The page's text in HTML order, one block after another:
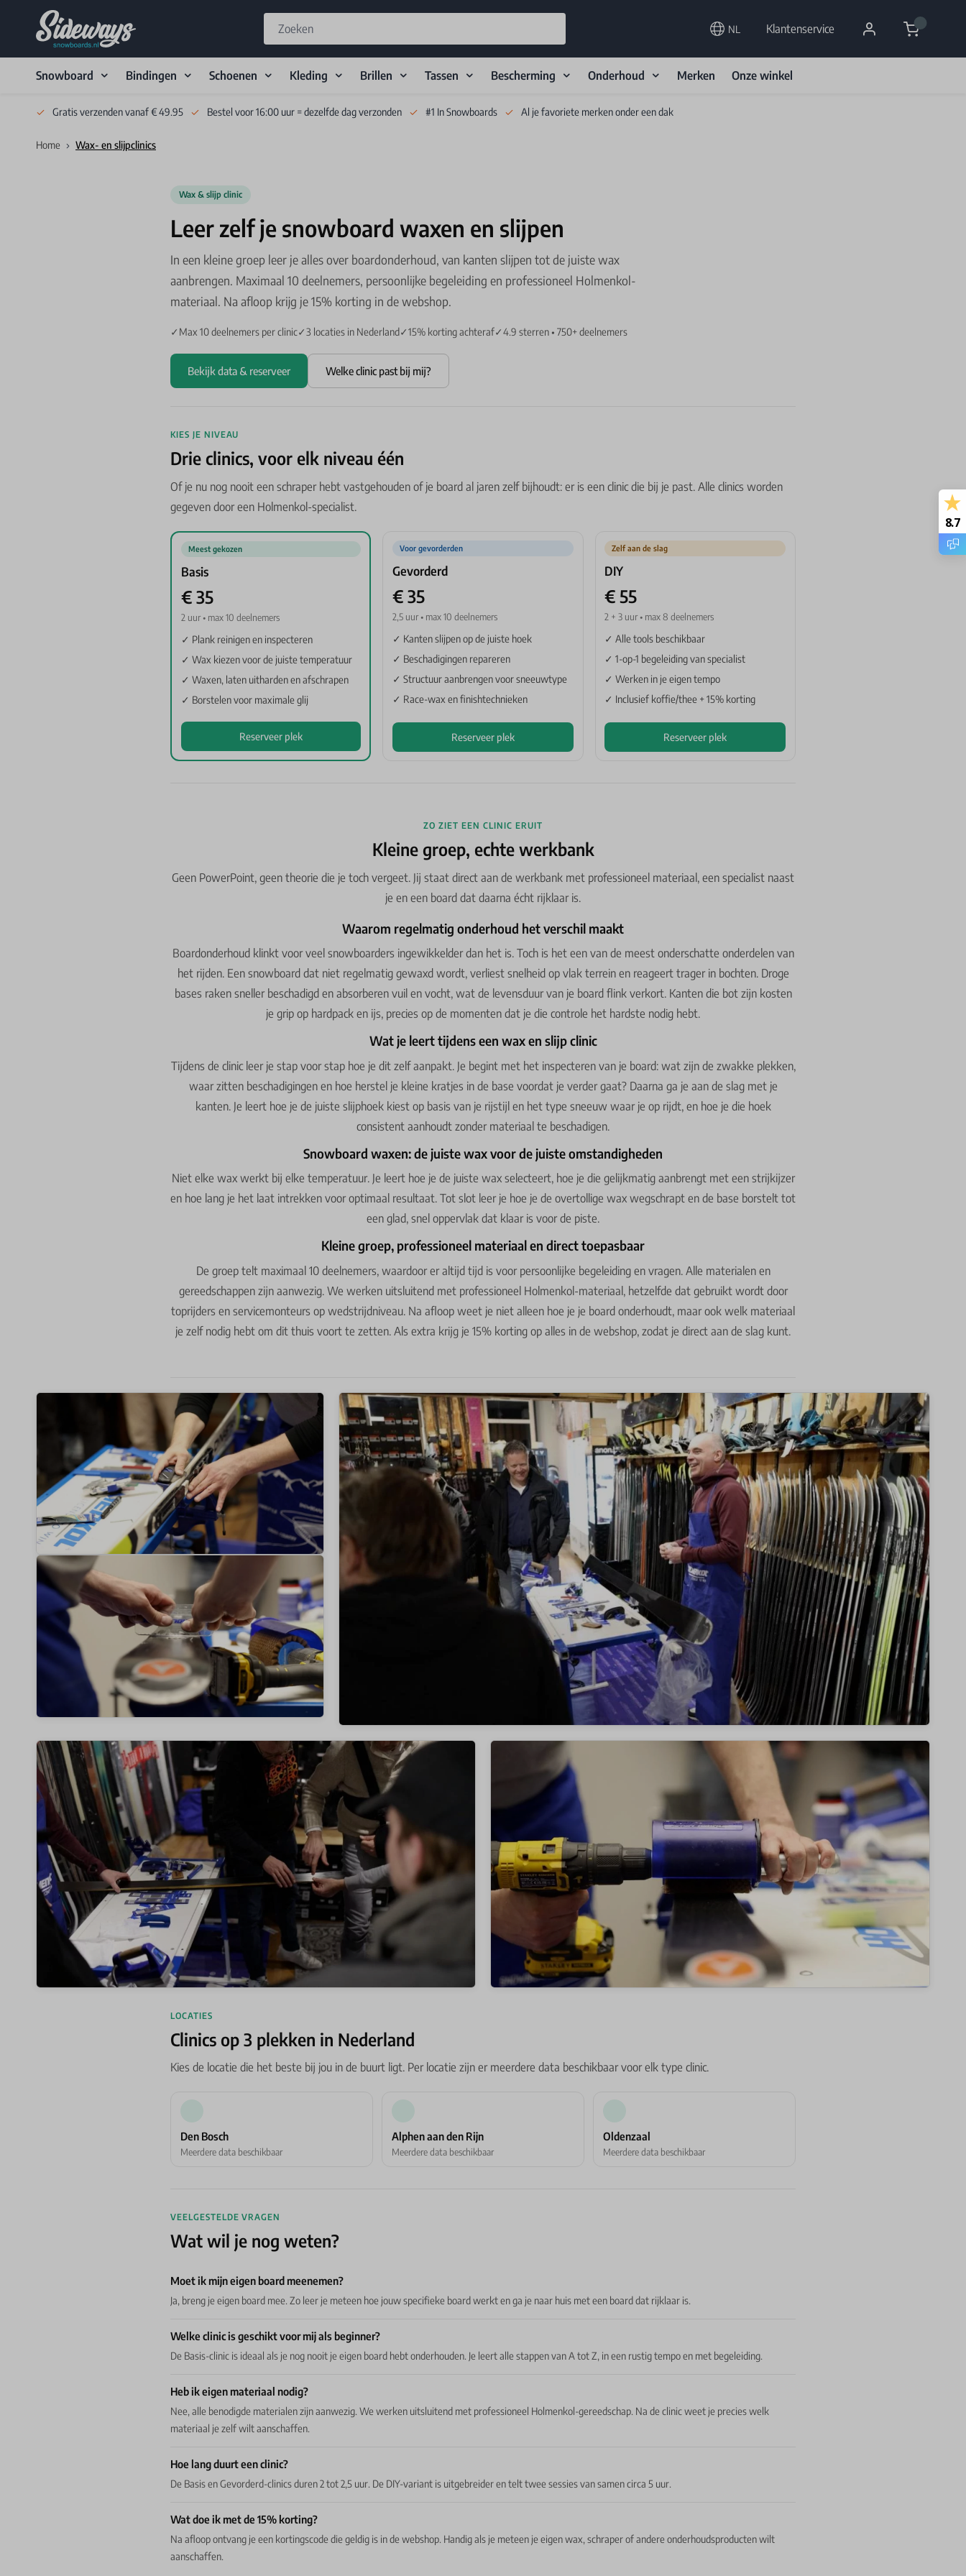
NL Klantenservice Cart
Snowboard Bindingen Schoenen Kleding Brillen Tassen Bescherming Onderhoud Merken Onze winkel
Gratis verzenden vanaf € 49.95 Bestel voor 16:00 uur = dezelfde dag verzonden #1 In Snowboards Al je favoriete merken onder een dak
Home Wax- en slijpclinics
Wax & slijp clinic
Leer zelf je snowboard waxen en slijpen
In een kleine groep leer je alles over boardonderhoud, van kanten slijpen tot de juiste wax
aanbrengen. Maximaal 10 deelnemers, persoonlijke begeleiding en professioneel Holmenkol-
materiaal. Na afloop krijg je 15% korting in de webshop.
✓Max 10 deelnemers per clinic✓3 locaties in Nederland✓15% korting achteraf✓4.9 sterren • 750+ deelnemers
Bekijk data & reserveer Welke clinic past bij mij?
KIES JE NIVEAU
Drie clinics, voor elk niveau één
Of je nu nog nooit een schraper hebt vastgehouden of je board al jaren zelf bijhoudt: er is een clinic die bij je past. Alle clinics worden
gegeven door een Holmenkol-specialist.
Meest gekozen
Basis
€ 35
2 uur • max 10 deelnemers
✓ Plank reinigen en inspecteren
✓ Wax kiezen voor de juiste temperatuur
✓ Waxen, laten uitharden en afschrapen
✓ Borstelen voor maximale glij
Reserveer plek
Voor gevorderden
Gevorderd
€ 35
2,5 uur • max 10 deelnemers
✓ Kanten slijpen op de juiste hoek
✓ Beschadigingen repareren
✓ Structuur aanbrengen voor sneeuwtype
✓ Race-wax en finishtechnieken
Reserveer plek
Zelf aan de slag
DIY
€ 55
2 + 3 uur • max 8 deelnemers
✓ Alle tools beschikbaar
✓ 1-op-1 begeleiding van specialist
✓ Werken in je eigen tempo
✓ Inclusief koffie/thee + 15% korting
Reserveer plek
ZO ZIET EEN CLINIC ERUIT
Kleine groep, echte werkbank
Geen PowerPoint, geen theorie die je toch vergeet. Jij staat direct aan de werkbank met professioneel materiaal, een specialist naast
je en een board dat daarna écht rijklaar is.
Waarom regelmatig onderhoud het verschil maakt
Boardonderhoud klinkt voor veel snowboarders ingewikkelder dan het is. Toch is het een van de meest onderschatte onderdelen van
het rijden. Een snowboard dat niet regelmatig gewaxd wordt, verliest snelheid op vlak terrein en reageert trager in bochten. Droge
bases raken sneller beschadigd en absorberen vuil en vocht, wat de levensduur van je board flink verkort. Kanten die bot zijn kosten
je grip op hardpack en ijs, precies op de momenten dat je die controle het hardste nodig hebt.
Wat je leert tijdens een wax en slijp clinic
Tijdens de clinic leer je stap voor stap hoe je dit zelf aanpakt. Je begint met het inspecteren van je board: wat zijn de zwakke plekken,
waar zitten beschadigingen en hoe herstel je kleine kratjes in de base voordat je verder gaat? Daarna ga je aan de slag met je
kanten. Je leert hoe je de juiste slijphoek kiest op basis van je rijstijl en het type sneeuw waar je op rijdt, en hoe je die hoek
consistent aanhoudt zonder materiaal te beschadigen.
Snowboard waxen: de juiste wax voor de juiste omstandigheden
Niet elke wax werkt bij elke temperatuur. Je leert hoe je de juiste wax selecteert, hoe je die gelijkmatig aanbrengt met een strijkijzer
en hoe lang je het laat intrekken voor optimaal resultaat. Tot slot leer je hoe je de overtollige wax wegschrapt en de base borstelt tot
een glad, snel oppervlak dat klaar is voor de piste.
Kleine groep, professioneel materiaal en direct toepasbaar
De groep telt maximaal 10 deelnemers, waardoor er altijd tijd is voor persoonlijke begeleiding en vragen. Alle materialen en
gereedschappen zijn aanwezig. We werken uitsluitend met professioneel Holmenkol-materiaal, hetzelfde dat gebruikt wordt door
toprijders en servicemonteurs op wedstrijdniveau. Na afloop weet je niet alleen hoe je je board onderhoudt, maar ook welk materiaal
je zelf nodig hebt om dit thuis voort te zetten. Als extra krijg je 15% korting op alles in de webshop, zodat je direct aan de slag kunt.
LOCATIES
Clinics op 3 plekken in Nederland
Kies de locatie die het beste bij jou in de buurt ligt. Per locatie zijn er meerdere data beschikbaar voor elk type clinic.
Den Bosch
Meerdere data beschikbaar
Alphen aan den Rijn
Meerdere data beschikbaar
Oldenzaal
Meerdere data beschikbaar
VEELGESTELDE VRAGEN
Wat wil je nog weten?
Moet ik mijn eigen board meenemen?
Ja, breng je eigen board mee. Zo leer je meteen hoe jouw specifieke board werkt en ga je naar huis met een board dat rijklaar is.
Welke clinic is geschikt voor mij als beginner?
De Basis-clinic is ideaal als je nog nooit je eigen board hebt onderhouden. Je leert alle stappen van A tot Z, in een rustig tempo en met begeleiding.
Heb ik eigen materiaal nodig?
Nee, alle benodigde materialen zijn aanwezig. We werken uitsluitend met professioneel Holmenkol-gereedschap. Na de clinic weet je precies welk
materiaal je zelf wilt aanschaffen.
Hoe lang duurt een clinic?
De Basis en Gevorderd-clinics duren 2 tot 2,5 uur. De DIY-variant is uitgebreider en telt twee sessies van samen circa 5 uur.
Wat doe ik met de 15% korting?
Na afloop ontvang je een kortingscode die geldig is in de webshop. Handig als je meteen je eigen wax, schraper of andere onderhoudsproducten wilt
aanschaffen.
8.7